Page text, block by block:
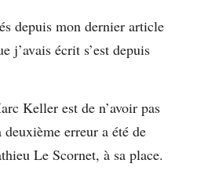
depuis mon dernier article
j’avais écrit s’est depuis
Keller est de n’avoir pas
erreur a été de
Le Scornet, à sa place.